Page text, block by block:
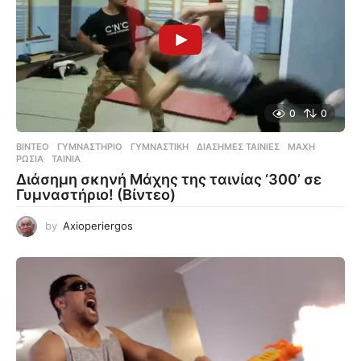
0 0
ΒΊΝΤΕΟ ΓΥΜΝΑΣΤΉΡΙΟ ,ΓΥΜΝΑΣΤΙΚΉ ,ΔΙΆΣΗΜΕΣ ΤΑΙΝΊΕΣ ,ΜΆΧΗ
ΡΩΣΊΑ
,ΤΑΙΝΊΑ
Διάσημη σκηνή Μάχης της ταινίας ‘300’ σε
Γυμναστήριο! (Βίντεο)
by Axioperiergos